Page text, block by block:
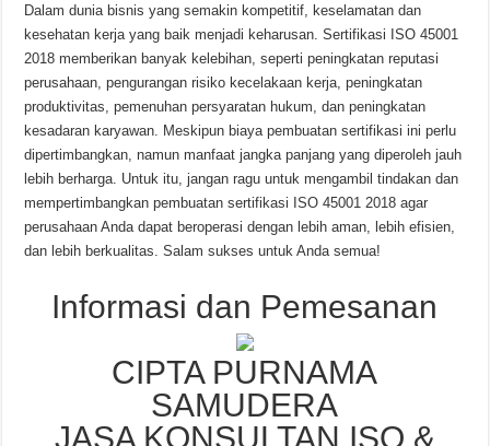
Dalam dunia bisnis yang semakin kompetitif, keselamatan dan
kesehatan kerja yang baik menjadi keharusan. Sertifikasi ISO 45001
2018 memberikan banyak kelebihan, seperti peningkatan reputasi
perusahaan, pengurangan risiko kecelakaan kerja, peningkatan
produktivitas, pemenuhan persyaratan hukum, dan peningkatan
kesadaran karyawan. Meskipun biaya pembuatan sertifikasi ini perlu
dipertimbangkan, namun manfaat jangka panjang yang diperoleh jauh
lebih berharga. Untuk itu, jangan ragu untuk mengambil tindakan dan
mempertimbangkan pembuatan sertifikasi ISO 45001 2018 agar
perusahaan Anda dapat beroperasi dengan lebih aman, lebih efisien,
dan lebih berkualitas. Salam sukses untuk Anda semua!
Informasi dan Pemesanan
CIPTA PURNAMA
SAMUDERA
JASA KONSULTAN ISO &